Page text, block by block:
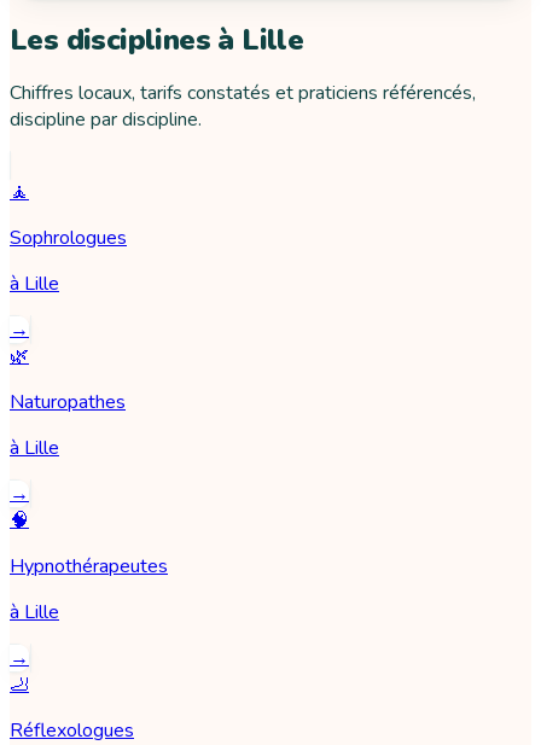
Les disciplines à Lille
Chiffres locaux, tarifs constatés et praticiens référencés,
discipline par discipline.
🧘
Sophrologues
à Lille
→
🌿
Naturopathes
à Lille
→
🧠
Hypnothérapeutes
à Lille
→
🦶
Réflexologues